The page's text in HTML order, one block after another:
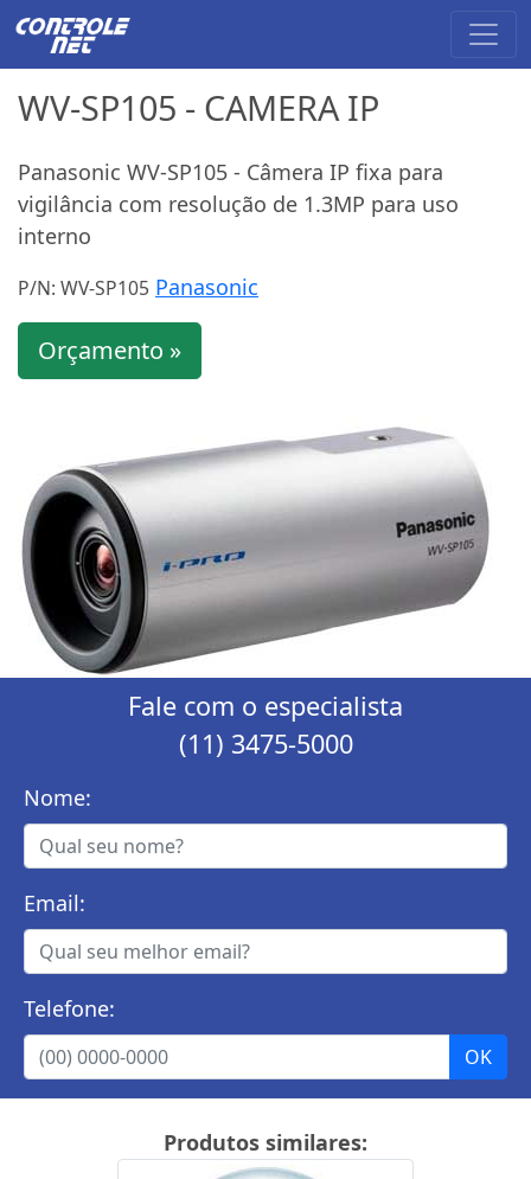
WV-SP105 - CAMERA IP
Panasonic WV-SP105 - Câmera IP fixa para
vigilância com resolução de 1.3MP para uso
interno
P/N: WV-SP105 Panasonic
Orçamento »
Fale com o especialista
(11) 3475-5000
Nome:
Email:
Telefone:
Produtos similares: